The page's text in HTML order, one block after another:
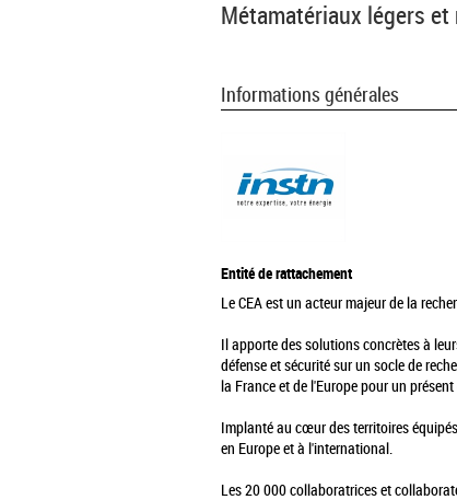
Métamatériaux légers
Informations générales
Entité de rattachement
Le CEA est un acteur majeur de la
Il apporte des solutions concrètes à
défense et sécurité sur un socle de
la France et de l'Europe pour un
Implanté au cœur des territoires
en Europe et à l'international.
Les 20 000 collaboratrices et